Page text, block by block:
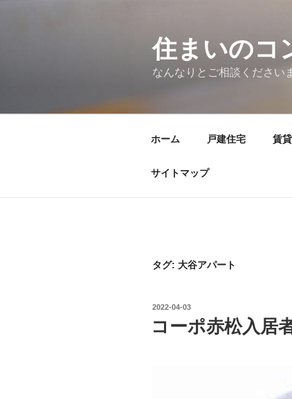
住まいのコ
なんなりとご相談ください
ホーム 戸建住宅 賃
サイトマップ
タグ: 大谷アパート
投
日:
2022-04-03
コーポ赤松入居